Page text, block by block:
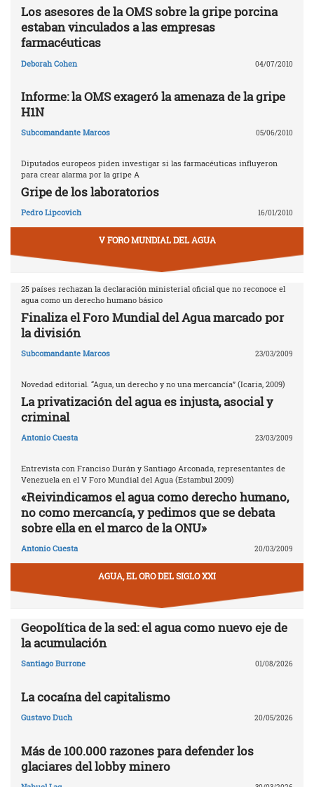
Los asesores de la OMS sobre la gripe porcina
estaban vinculados a las empresas
farmacéuticas
Deborah Cohen 04/07/2010
Informe: la OMS exageró la amenaza de la gripe
H1N
Subcomandante Marcos 05/06/2010
Diputados europeos piden investigar si las farmacéuticas influyeron
para crear alarma por la gripe A
Gripe de los laboratorios
Pedro Lipcovich 16/01/2010
V FORO MUNDIAL DEL AGUA
25 países rechazan la declaración ministerial oficial que no reconoce el
agua como un derecho humano básico
Finaliza el Foro Mundial del Agua marcado por
la división
Subcomandante Marcos 23/03/2009
Novedad editorial. “Agua, un derecho y no una mercancía” (Icaria, 2009)
La privatización del agua es injusta, asocial y
criminal
Antonio Cuesta 23/03/2009
Entrevista con Franciso Durán y Santiago Arconada, representantes de
Venezuela en el V Foro Mundial del Agua (Estambul 2009)
«Reivindicamos el agua como derecho humano,
no como mercancía, y pedimos que se debata
sobre ella en el marco de la ONU»
Antonio Cuesta 20/03/2009
AGUA, EL ORO DEL SIGLO XXI
Geopolítica de la sed: el agua como nuevo eje de
la acumulación
Santiago Burrone 01/08/2026
La cocaína del capitalismo
Gustavo Duch 20/05/2026
Más de 100.000 razones para defender los
glaciares del lobby minero